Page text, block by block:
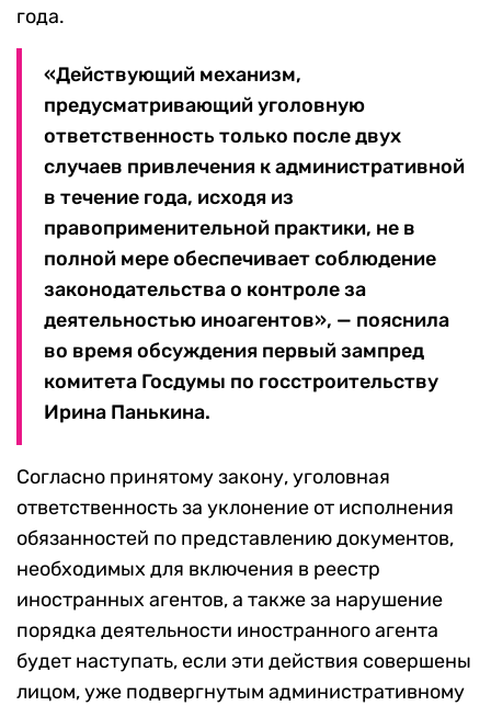
года.
«Действующий механизм,
предусматривающий уголовную
ответственность только после двух
случаев привлечения к административной
в течение года, исходя из
правоприменительной практики, не в
полной мере обеспечивает соблюдение
законодательства о контроле за
деятельностью иноагентов», — пояснила
во время обсуждения первый зампред
комитета Госдумы по госстроительству
Ирина Панькина.
Согласно принятому закону, уголовная
ответственность за уклонение от исполнения
обязанностей по представлению документов,
необходимых для включения в реестр
иностранных агентов, а также за нарушение
порядка деятельности иностранного агента
будет наступать, если эти действия совершены
лицом, уже подвергнутым административному